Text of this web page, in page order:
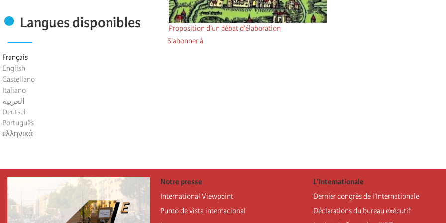
Langues disponibles
Français
English
Castellano
Italiano
العربية
Deutsch
Português
ελληνικά
Proposition d’un débat d’élaboration
S'abonner à
Notre presse
International Viewpoint
Punto de vista internacional
L’Internationale
Dernier congrès de l’Internationale
Déclarations du bureau exécutif